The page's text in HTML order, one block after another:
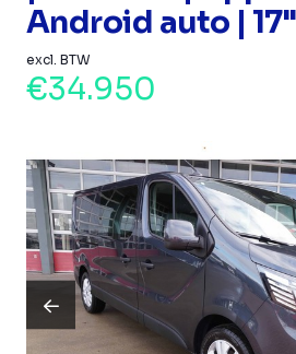
Android auto |
excl. BTW
€34.950